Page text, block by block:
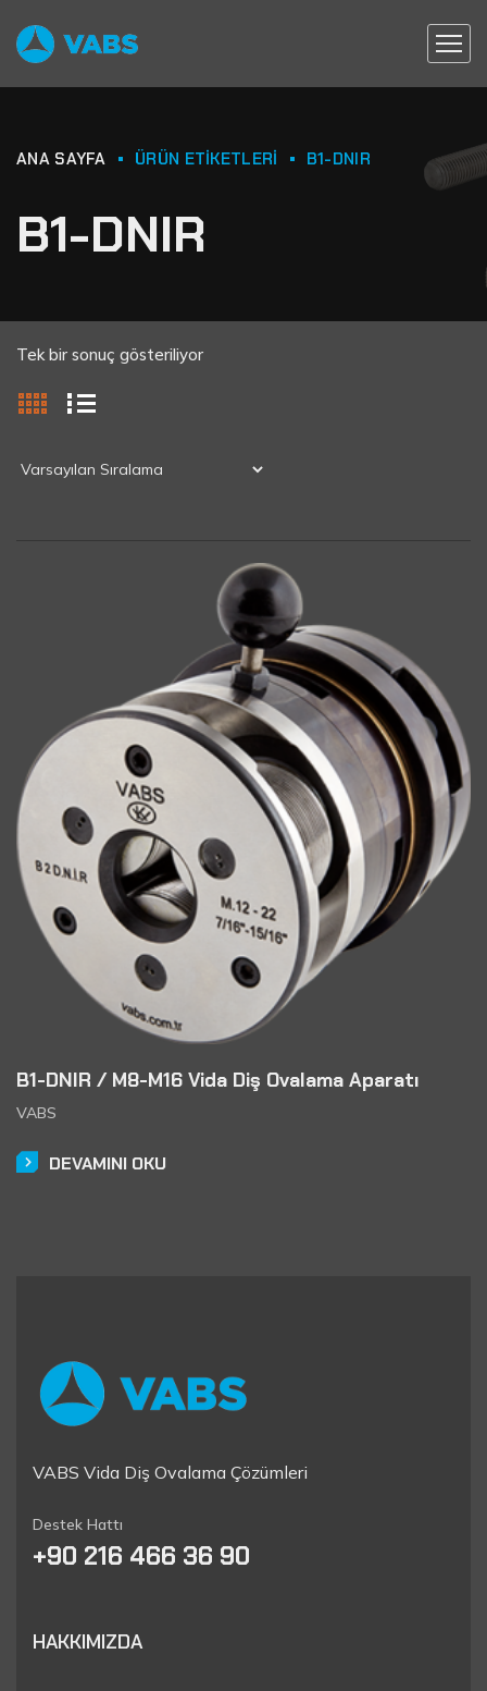
ANA SAYFA ÜRÜN ETIKETLERI B1-DNIR
B1-DNIR
Tek bir sonuç gösteriliyor
B1-DNIR / M8-M16 Vida Diş Ovalama Aparatı
VABS
DEVAMINI OKU
VABS Vida Diş Ovalama Çözümleri
Destek Hattı
+90 216 466 36 90
HAKKIMIZDA